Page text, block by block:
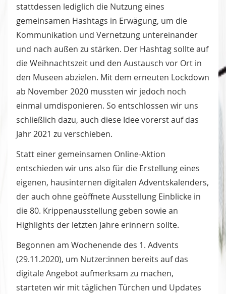
stattdessen lediglich die Nutzung eines
gemeinsamen Hashtags in Erwägung, um die
Kommunikation und Vernetzung untereinander
und nach außen zu stärken. Der Hashtag sollte auf
die Weihnachtszeit und den Austausch vor Ort in
den Museen abzielen. Mit dem erneuten Lockdown
ab November 2020 mussten wir jedoch noch
einmal umdisponieren. So entschlossen wir uns
schließlich dazu, auch diese Idee vorerst auf das
Jahr 2021 zu verschieben.
Statt einer gemeinsamen Online-Aktion
entschieden wir uns also für die Erstellung eines
eigenen, hausinternen digitalen Adventskalenders,
der auch ohne geöffnete Ausstellung Einblicke in
die 80. Krippenausstellung geben sowie an
Highlights der letzten Jahre erinnern sollte.
Begonnen am Wochenende des 1. Advents
(29.11.2020), um Nutzer:innen bereits auf das
digitale Angebot aufmerksam zu machen,
starteten wir mit täglichen Türchen und Updates